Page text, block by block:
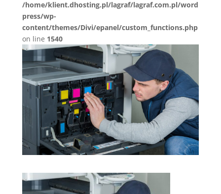
/home/klient.dhosting.pl/lagraf/lagraf.com.pl/word
press/wp-
content/themes/Divi/epanel/custom_functions.php
on line 1540